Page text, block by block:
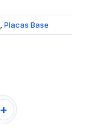
, Placas Base
+